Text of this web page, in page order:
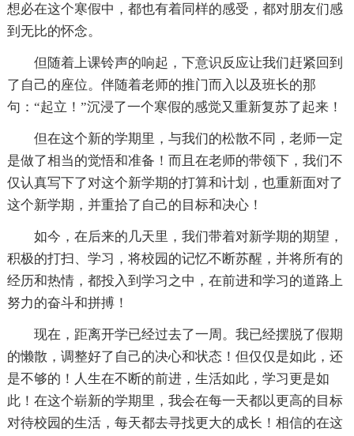
想必在这个寒假中，都也有着同样的感受，都对朋友们感
到无比的怀念。
但随着上课铃声的响起，下意识反应让我们赶紧回到
了自己的座位。伴随着老师的推门而入以及班长的那
句：“起立！”沉浸了一个寒假的感觉又重新复苏了起来！
但在这个新的学期里，与我们的松散不同，老师一定
是做了相当的觉悟和准备！而且在老师的带领下，我们不
仅认真写下了对这个新学期的打算和计划，也重新面对了
这个新学期，并重拾了自己的目标和决心！
如今，在后来的几天里，我们带着对新学期的期望，
积极的打扫、学习，将校园的记忆不断苏醒，并将所有的
经历和热情，都投入到学习之中，在前进和学习的道路上
努力的奋斗和拼搏！
现在，距离开学已经过去了一周。我已经摆脱了假期
的懒散，调整好了自己的决心和状态！但仅仅是如此，还
是不够的！人生在不断的前进，生活如此，学习更是如
此！在这个崭新的学期里，我会在每一天都以更高的目标
对待校园的生活，每天都去寻找更大的成长！相信的在这